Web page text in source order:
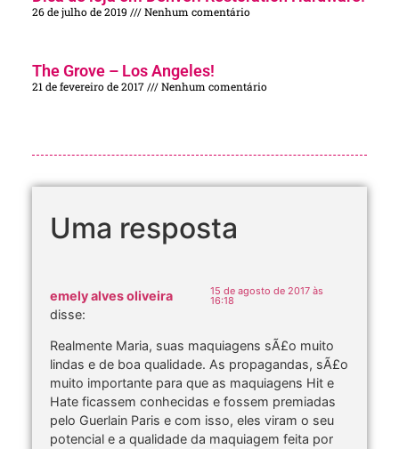
26 de julho de 2019 Nenhum comentário
The Grove – Los Angeles!
21 de fevereiro de 2017 Nenhum comentário
Uma resposta
emely alves oliveira
disse:
15 de agosto de 2017 às
16:18
Realmente Maria, suas maquiagens sÃ£o muito
lindas e de boa qualidade. As propagandas, sÃ£o
muito importante para que as maquiagens Hit e
Hate ficassem conhecidas e fossem premiadas
pelo Guerlain Paris e com isso, eles viram o seu
potencial e a qualidade da maquiagem feita por